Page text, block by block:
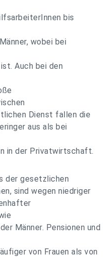
bis
wobei bei
Auch bei den
Dienst fallen die
aus als bei
in der Privatwirtschaft.
der gesetzlichen
sind wegen niedriger
Männer. Pensionen und
von Frauen als von